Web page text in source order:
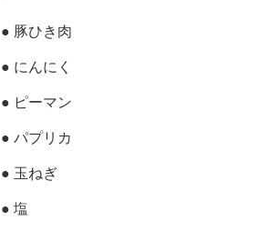
● 豚ひき肉
● にんにく
● ピーマン
● パプリカ
● 玉ねぎ
● 塩